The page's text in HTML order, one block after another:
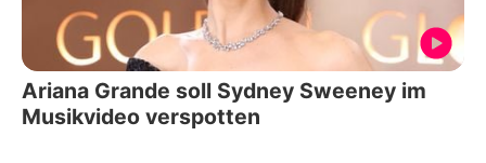
Ariana Grande soll Sydney Sweeney im
Musikvideo verspotten